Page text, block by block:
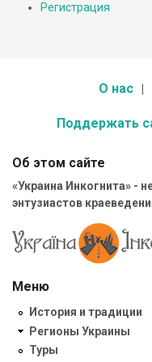
Регистрация
О нас
Поддержать
Об этом сайте
«Украина Инкогнита» -
энтузиастов
Меню
История и традиции
Регионы Украины
Туры